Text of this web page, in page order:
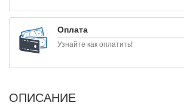
Оплата
Узнайте как оплатить!
ОПИСАНИЕ